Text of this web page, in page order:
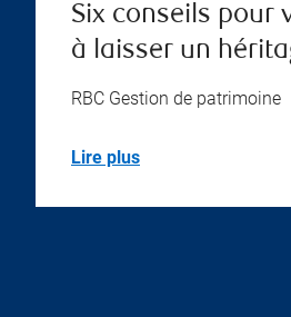
Six conseils pour
à laisser un
RBC Gestion de patrimoine
Lire plus